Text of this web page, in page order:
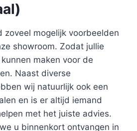
zoveel mogelijk voorbeelden
showroom. Zodat jullie
maken voor de
Naast diverse
wij natuurlijk ook een
en is er altijd iemand
met het juiste advies.
u binnenkort ontvangen in